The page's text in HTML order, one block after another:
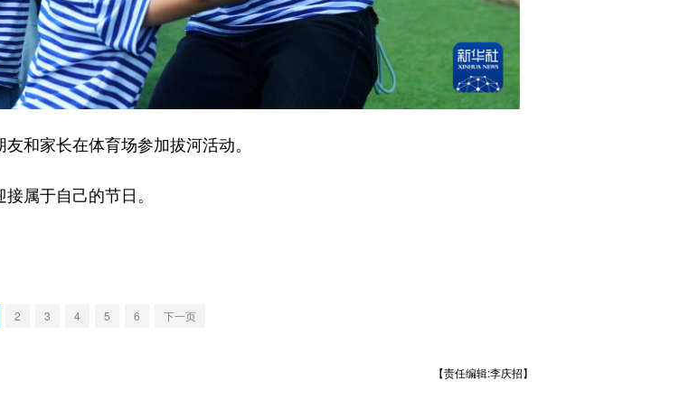
家长在体育场参加拔河活动。
属于自己的节日。
2 3 4 5 6 下一页
【责任编辑:李庆招】